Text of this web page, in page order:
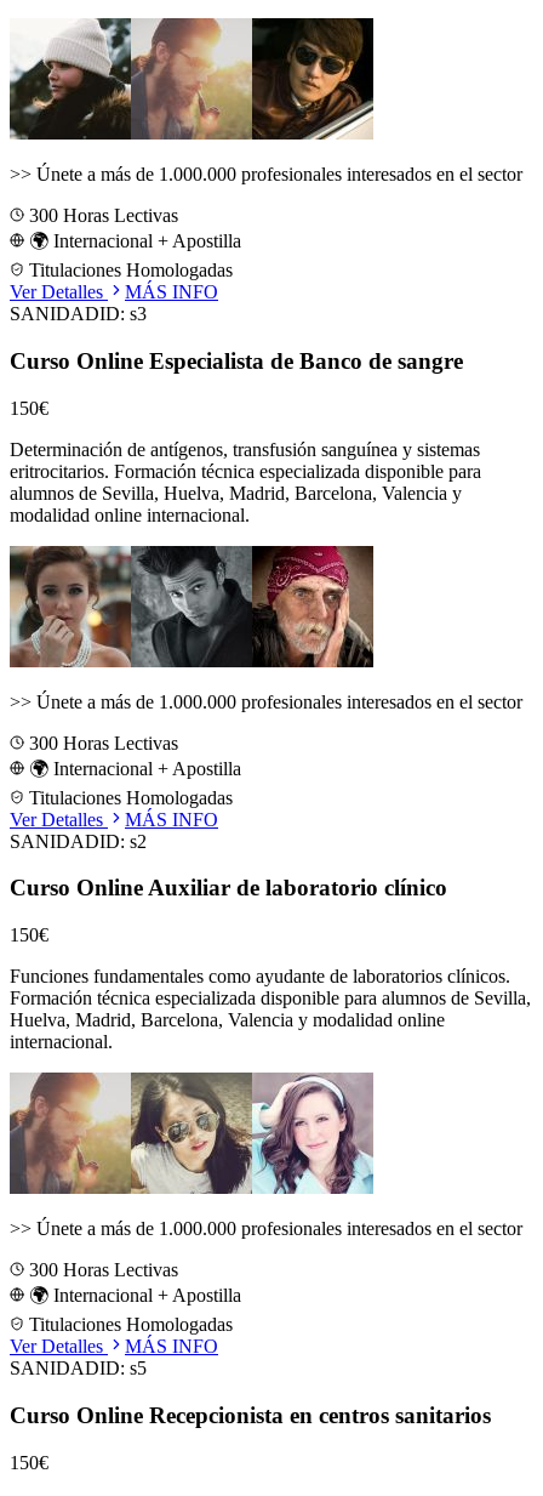
>> Únete a más de 1.000.000 profesionales interesados en el sector
300 Horas Lectivas
🌍 Internacional + Apostilla
Titulaciones Homologadas
Ver Detalles
MÁS INFO
SANIDADID: s3
Curso Online Especialista de Banco de sangre
150€
Determinación de antígenos, transfusión sanguínea y sistemas
eritrocitarios. Formación técnica especializada disponible para
alumnos de Sevilla, Huelva, Madrid, Barcelona, Valencia y
modalidad online internacional.
>> Únete a más de 1.000.000 profesionales interesados en el sector
300 Horas Lectivas
🌍 Internacional + Apostilla
Titulaciones Homologadas
Ver Detalles
MÁS INFO
SANIDADID: s2
Curso Online Auxiliar de laboratorio clínico
150€
Funciones fundamentales como ayudante de laboratorios clínicos.
Formación técnica especializada disponible para alumnos de Sevilla,
Huelva, Madrid, Barcelona, Valencia y modalidad online
internacional.
>> Únete a más de 1.000.000 profesionales interesados en el sector
300 Horas Lectivas
🌍 Internacional + Apostilla
Titulaciones Homologadas
Ver Detalles
MÁS INFO
SANIDADID: s5
Curso Online Recepcionista en centros sanitarios
150€